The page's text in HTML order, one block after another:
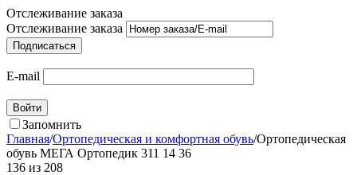
Отслеживание заказа
Отслеживание заказа
Подписаться
E-mail
Войти
Запомнить
Главная/Ортопедическая и комфортная обувь/Ортопедическая
обувь МЕГА Ортопедик 311 14 36
136 из 208